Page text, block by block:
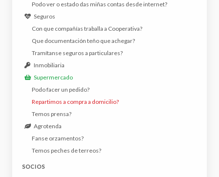
Podo ver o estado das miñas contas desde internet?
Seguros
Con que compañías traballa a Cooperativa?
Que documentación teño que achegar?
Tramítanse seguros a particulares?
Inmobiliaria
Supermercado
Podo facer un pedido?
Repartimos a compra a domicilio?
Temos prensa?
Agrotenda
Fanse orzamentos?
Temos peches de terreos?
SOCIOS